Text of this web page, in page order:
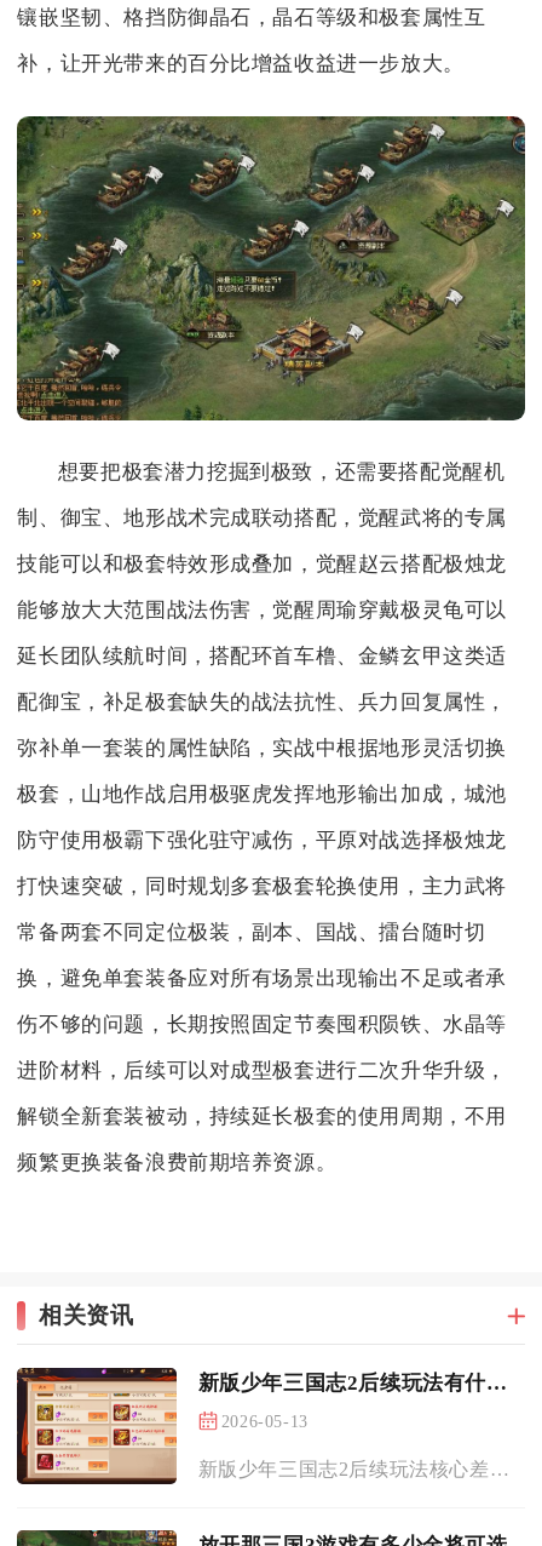
镶嵌坚韧、格挡防御晶石，晶石等级和极套属性互
补，让开光带来的百分比增益收益进一步放大。
想要把极套潜力挖掘到极致，还需要搭配觉醒机
制、御宝、地形战术完成联动搭配，觉醒武将的专属
技能可以和极套特效形成叠加，觉醒赵云搭配极烛龙
能够放大大范围战法伤害，觉醒周瑜穿戴极灵龟可以
延长团队续航时间，搭配环首车橹、金鳞玄甲这类适
配御宝，补足极套缺失的战法抗性、兵力回复属性，
弥补单一套装的属性缺陷，实战中根据地形灵活切换
极套，山地作战启用极驱虎发挥地形输出加成，城池
防守使用极霸下强化驻守减伤，平原对战选择极烛龙
打快速突破，同时规划多套极套轮换使用，主力武将
常备两套不同定位极装，副本、国战、擂台随时切
换，避免单套装备应对所有场景出现输出不足或者承
伤不够的问题，长期按照固定节奏囤积陨铁、水晶等
进阶材料，后续可以对成型极套进行二次升华升级，
解锁全新套装被动，持续延长极套的使用周期，不用
频繁更换装备浪费前期培养资源。
相关资讯
新版少年三国志2后续玩法有什么不同
2026-05-13
新版少年三国志2后续玩法核心差异在于养成体系迭代、竞技玩法升...